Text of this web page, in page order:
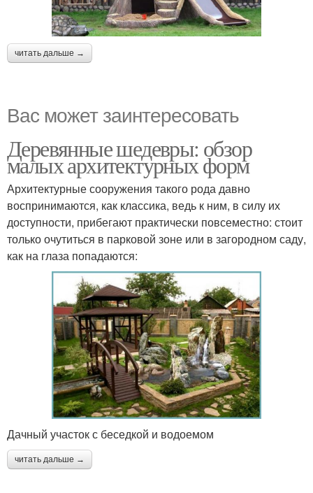
читать дальше →
Вас может заинтересовать
Деревянные шедевры: обзор
малых архитектурных форм
Архитектурные сооружения такого рода давно
воспринимаются, как классика, ведь к ним, в силу их
доступности, прибегают практически повсеместно: стоит
только очутиться в парковой зоне или в загородном саду,
как на глаза попадаются:
Дачный участок с беседкой и водоемом
читать дальше →